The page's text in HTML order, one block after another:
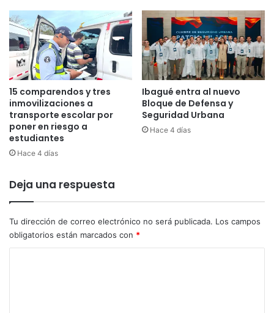
a
n
a
m
r
i
c
a
n
o
i
o
r
v
D
e
p
o
r
t
e
T
i
m
a
15 comparendos y tres
inmovilizaciones a
transporte escolar por
poner en riesgo a
estudiantes
Hace 4 días
Ibagué entra al nuevo
Bloque de Defensa y
Seguridad Urbana
Hace 4 días
Deja una respuesta
Tu dirección de correo electrónico no será publicada. Los campos
obligatorios están marcados con *